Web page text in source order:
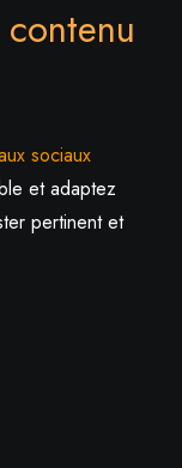
sociaux
et adaptez
pertinent et